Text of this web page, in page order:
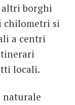
altri borghi
chilometri si
a centri
locali.
naturale